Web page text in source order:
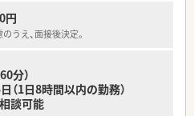
円
うえ、面接後決定。
分）
1日8時間以内の勤務）
談可能